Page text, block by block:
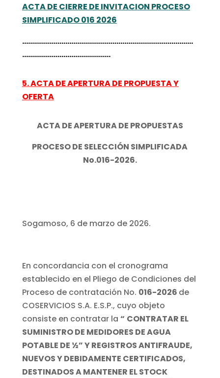
ACTA DE CIERRE DE INVITACION PROCESO
SIMPLIFICADO 016 2026
……………………………………………………………………………
………………………………………
5. ACTA DE APERTURA DE PROPUESTA Y
OFERTA
ACTA DE APERTURA DE PROPUESTAS
PROCESO DE SELECCIÓN SIMPLIFICADA
No.016-2026.
Sogamoso, 6 de marzo de 2026.
En concordancia con el cronograma
establecido en el Pliego de Condiciones del
Proceso de contratación No. 016-2026 de
COSERVICIOS S.A. E.S.P., cuyo objeto
consiste en contratar la “ CONTRATAR EL
SUMINISTRO DE MEDIDORES DE AGUA
POTABLE DE ½” Y REGISTROS ANTIFRAUDE,
NUEVOS Y DEBIDAMENTE CERTIFICADOS,
DESTINADOS A MANTENER EL STOCK